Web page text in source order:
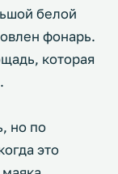
белой
фонарь.
которая
но по
это